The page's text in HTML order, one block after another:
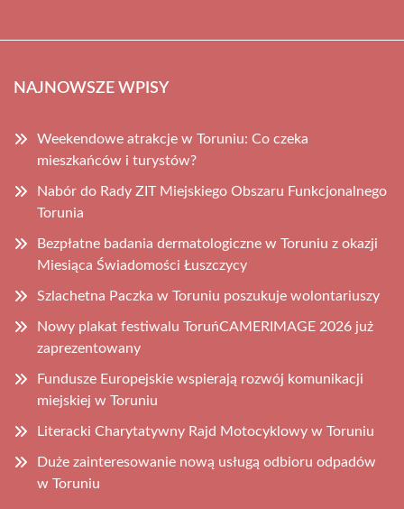
NAJNOWSZE WPISY
Weekendowe atrakcje w Toruniu: Co czeka
mieszkańców i turystów?
Nabór do Rady ZIT Miejskiego Obszaru Funkcjonalnego
Torunia
Bezpłatne badania dermatologiczne w Toruniu z okazji
Miesiąca Świadomości Łuszczycy
Szlachetna Paczka w Toruniu poszukuje wolontariuszy
Nowy plakat festiwalu ToruńCAMERIMAGE 2026 już
zaprezentowany
Fundusze Europejskie wspierają rozwój komunikacji
miejskiej w Toruniu
Literacki Charytatywny Rajd Motocyklowy w Toruniu
Duże zainteresowanie nową usługą odbioru odpadów
w Toruniu